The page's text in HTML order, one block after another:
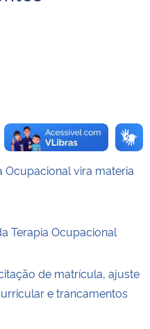
Ocupacional vira materia
Terapia Ocupacional
de matrícula, ajuste
e trancamentos